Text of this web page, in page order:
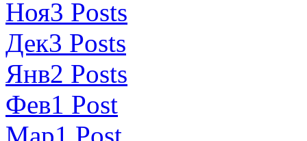
Ноя3 Posts
Дек3 Posts
Янв2 Posts
Фев1 Post